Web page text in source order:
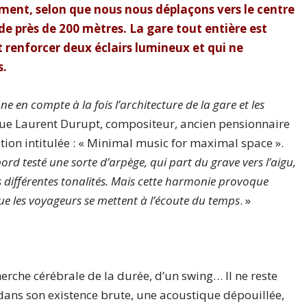
selon que nous nous déplaçons vers le centre
près de 200 mètres. La gare tout entière est
deux éclairs lumineux et qui ne
en compte à la fois l’architecture de la gare et les
Laurent Durupt, compositeur, ancien pensionnaire
intitulée : « Minimal music for maximal space ».
testé une sorte d’arpège, qui part du grave vers l’aigu,
tonalités. Mais cette harmonie provoque
les voyageurs se mettent à l’écoute du temps. »
cérébrale de la durée, d’un swing… Il ne reste
son existence brute, une acoustique dépouillée,